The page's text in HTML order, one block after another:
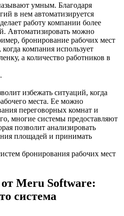
умным. Благодаря
в нем автоматизируется
работу компании более
Автоматизировать можно
бронирование рабочих мест
компания использует
а количество работников в
избежать ситуаций, когда
места. Ее можно
переговорных комнат и
многие системы предоставляют
позволит анализировать
площадей и принимать
бронирования рабочих мест
Meru Software:
система